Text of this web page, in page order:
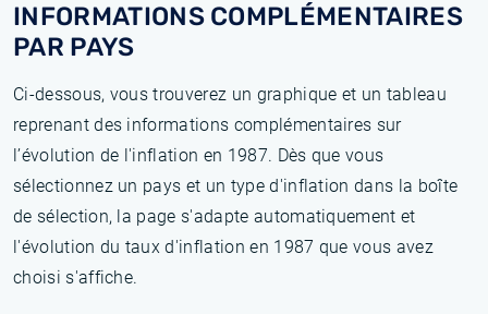
INFORMATIONS COMPLÉMENTAIRES
PAR PAYS
Ci-dessous, vous trouverez un graphique et un tableau
reprenant des informations complémentaires sur
l’évolution de l'inflation en 1987. Dès que vous
sélectionnez un pays et un type d'inflation dans la boîte
de sélection, la page s'adapte automatiquement et
l'évolution du taux d'inflation en 1987 que vous avez
choisi s'affiche.